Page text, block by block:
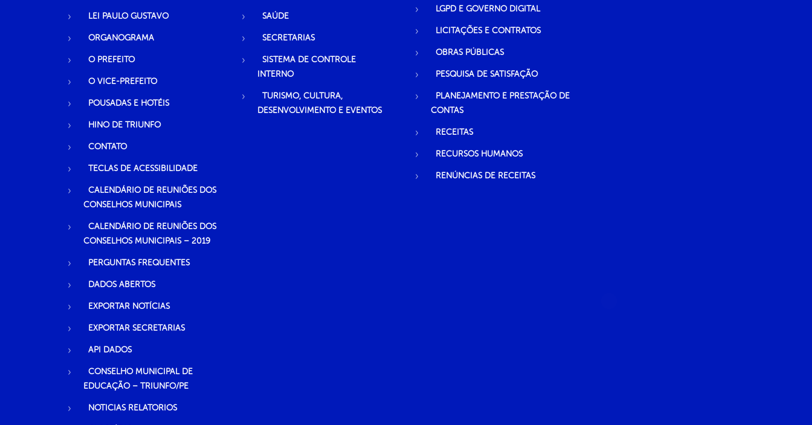
LEI PAULO GUSTAVO
ORGANOGRAMA
O PREFEITO
O VICE-PREFEITO
POUSADAS E HOTÉIS
HINO DE TRIUNFO
CONTATO
TECLAS DE ACESSIBILIDADE
CALENDÁRIO DE REUNIÕES DOS
CONSELHOS MUNICIPAIS
CALENDÁRIO DE REUNIÕES DOS
CONSELHOS MUNICIPAIS – 2019
PERGUNTAS FREQUENTES
DADOS ABERTOS
EXPORTAR NOTÍCIAS
EXPORTAR SECRETARIAS
API DADOS
CONSELHO MUNICIPAL DE
EDUCAÇÃO – TRIUNFO/PE
NOTICIAS RELATORIOS
SAÚDE
SECRETARIAS
SISTEMA DE CONTROLE
INTERNO
TURISMO, CULTURA,
DESENVOLVIMENTO E EVENTOS
LGPD E GOVERNO DIGITAL
LICITAÇÕES E CONTRATOS
OBRAS PÚBLICAS
PESQUISA DE SATISFAÇÃO
PLANEJAMENTO E PRESTAÇÃO DE
CONTAS
RECEITAS
RECURSOS HUMANOS
RENÚNCIAS DE RECEITAS